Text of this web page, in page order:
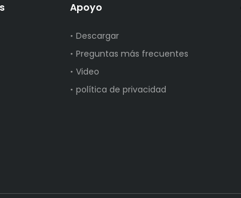
Apoyo
Descargar
Preguntas más frecuentes
Video
política de privacidad